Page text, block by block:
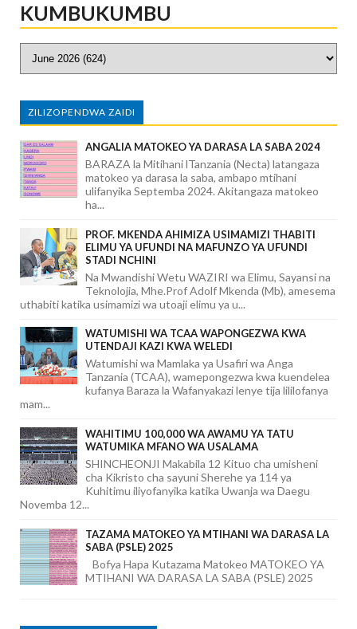
KUMBUKUMBU
ZILIZOPENDWA ZAIDI
ANGALIA MATOKEO YA DARASA LA SABA 2024
BARAZA la Mitihani lTanzania (Necta) latangaza
matokeo ya darasa la saba, ambapo mtihani
ulifanyika Septemba 2024. Akitangaza matokeo
ha...
PROF. MKENDA AHIMIZA USIMAMIZI THABITI
ELIMU YA UFUNDI NA MAFUNZO YA UFUNDI
STADI NCHINI
Na Mwandishi Wetu WAZIRI wa Elimu, Sayansi na
Teknolojia, Mhe.Prof Adolf Mkenda (Mb), amesema
uthabiti katika usimamizi wa utoaji elimu ya u...
WATUMISHI WA TCAA WAPONGEZWA KWA
UTENDAJI KAZI KWA WELEDI
Watumishi wa Mamlaka ya Usafiri wa Anga
Tanzania (TCAA), wamepongezwa kwa kuendelea
kufanya Baraza la Wafanyakazi lenye tija lililofanya
mam...
WAHITIMU 100,000 WA AWAMU YA TATU
WATUMIKA MFANO WA USALAMA
SHINCHEONJI Makabila 12 Kituo cha umisheni
cha Kikristo cha sayuni Sherehe ya 114 ya
Kuhitimu iliyofanyika katika Uwanja wa Daegu
Novemba 12...
TAZAMA MATOKEO YA MTIHANI WA DARASA LA
SABA (PSLE) 2025
Bofya Hapa Kutazama Matokeo MATOKEO YA
MTIHANI WA DARASA LA SABA (PSLE) 2025